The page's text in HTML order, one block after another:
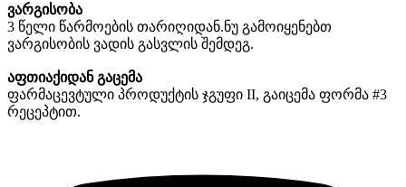
ვარგისობა
3 წელი წარმოების თარიღიდან. ნუ გამოიყენებთ
ვარგისობის ვადის გასვლის შემდეგ.
აფთიაქიდან გაცემა
ფარმაცევტული პროდუქტის ჯგუფი II, გაიცემა ფორმა #3
რეცეპტით.